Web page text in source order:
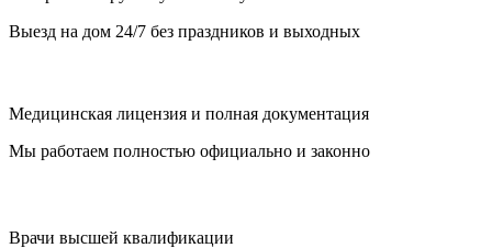
Выезд на дом 24/7 без праздников и выходных
Медицинская лицензия и полная документация
Мы работаем полностью официально и законно
Врачи высшей квалификации